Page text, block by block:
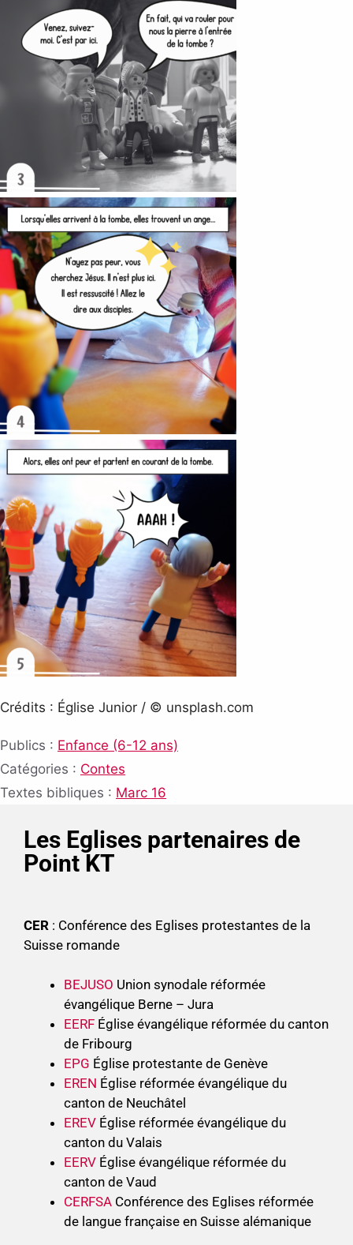
Crédits : Église Junior / © unsplash.com
Publics : Enfance (6-12 ans)
Catégories : Contes
Textes bibliques : Marc 16
Les Eglises partenaires de
Point KT
CER : Conférence des Eglises protestantes de la
Suisse romande
BEJUSO Union synodale réformée
évangélique Berne – Jura
EERF Église évangélique réformée du canton
de Fribourg
EPG Église protestante de Genève
EREN Église réformée évangélique du
canton de Neuchâtel
EREV Église réformée évangélique du
canton du Valais
EERV Église évangélique réformée du
canton de Vaud
CERFSA Conférence des Eglises réformée
de langue française en Suisse alémanique